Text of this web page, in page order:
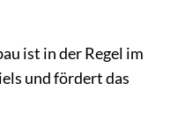
ist in der Regel im
und fördert das